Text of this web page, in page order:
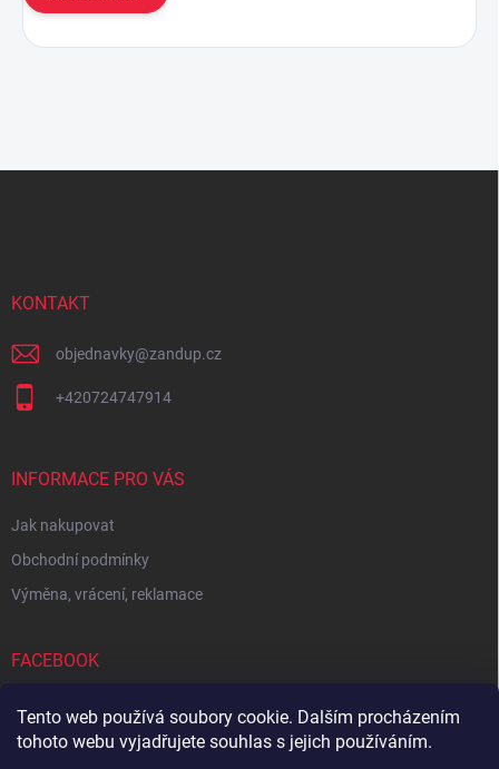
Tento web používá soubory cookie. Dalším procházením
tohoto webu vyjadřujete souhlas s jejich používáním.
KONTAKT
objednavky@zandup.cz
+420724747914
INFORMACE PRO VÁS
Jak nakupovat
Obchodní podmínky
Výměna, vrácení, reklamace
FACEBOOK